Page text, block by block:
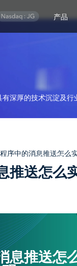
产品
深厚的技术沉淀及
序中的消息推送怎么
推送怎么
息推送怎